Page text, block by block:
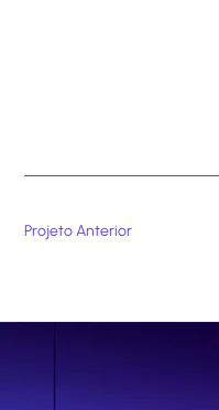
Projeto Anterior